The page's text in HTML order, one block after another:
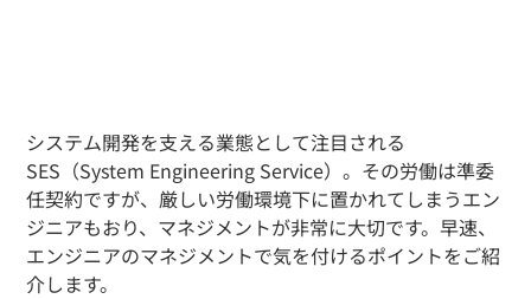
システム開発を支える業態として注目される
SES（System Engineering Service）。その労働は準委
任契約ですが、厳しい労働環境下に置かれてしまうエン
ジニアもおり、マネジメントが非常に大切です。早速、
エンジニアのマネジメントで気を付けるポイントをご紹
介します。